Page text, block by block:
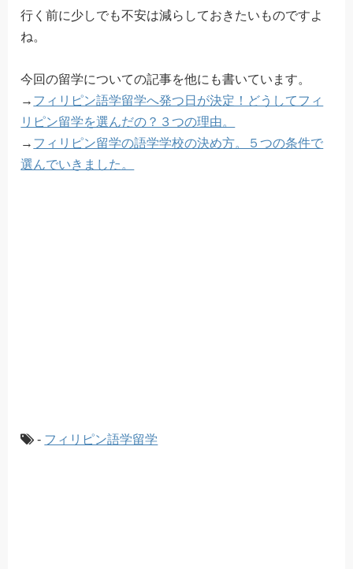
行く前に少しでも不安は減らしておきたいものですよ
ね。
今回の留学についての記事を他にも書いています。
→ フィリピン語学留学へ発つ日が決定！どうしてフィ
リピン留学を選んだの？３つの理由。
→ フィリピン留学の語学学校の決め方。５つの条件で
選んでいきました。
- フィリピン語学留学